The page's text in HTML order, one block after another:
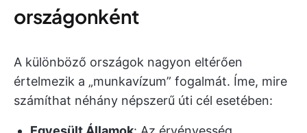
országonként
A különböző országok nagyon eltérően
értelmezik a „munkavízum” fogalmát. Íme, mire
számíthat néhány népszerű úti cél esetében: